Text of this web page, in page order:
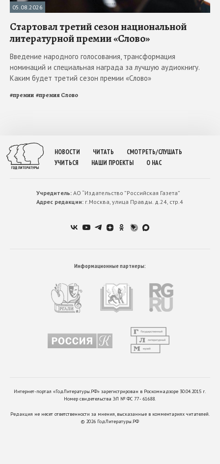
05.08.2026
Стартовал третий сезон национальной
литературной премии «Слово»
Введение народного голосования, трансформация
номинаций и специальная награда за лучшую аудиокнигу.
Каким будет третий сезон премии «Слово»
#премии #премия Слово
НОВОСТИ ЧИТАТЬ
СМОТРЕТЬ/СЛУШАТЬ
УЧИТЬСЯ
НАШИ ПРОЕКТЫ О НАС
Учредитель: АО “Издательство ”Российская Газета”
Адрес редакции: г.Москва, улица Правды. д.24, стр.4
Информационные партнеры:
Интернет-портал «ГодЛитературы.РФ» зарегистрирован в Роскомнадзоре 30.04.2015 г.
Номер свидетельства ЭЛ № ФС 77 - 61688.
Редакция не несет ответственности за мнения, высказанные в комментариях читателей.
© 2026 ГодЛитературы.РФ